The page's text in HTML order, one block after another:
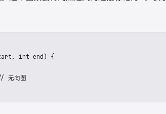
这个函数会将两点之间的连接标记为 1，表
int end) {
无向图